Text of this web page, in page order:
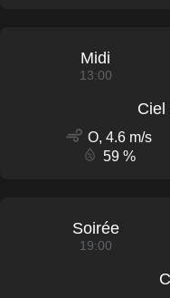
Midi
13:00
Ciel
O, 4.6 m/s
59 %
Soirée
19:00